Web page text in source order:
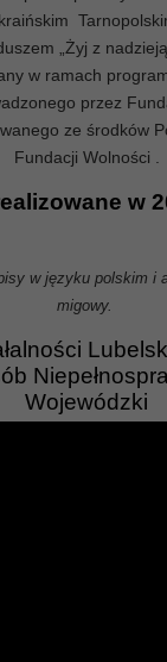
„Żyj z
w ramach
przez
ze środków
Fundacji Wolności .
w
w języku polskim i
migowy.
Wojewódzki